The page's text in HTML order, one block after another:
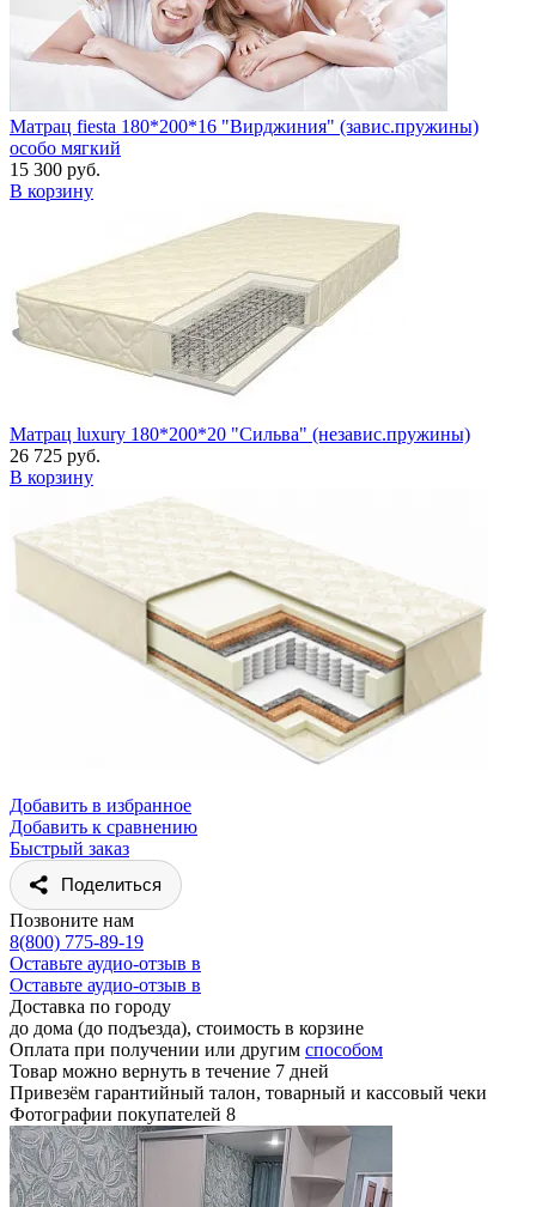
Матрац fiesta 180*200*16 "Вирджиния" (завис.пружины)
особо мягкий
15 300 руб.
В корзину
Матрац luxury 180*200*20 "Сильва" (независ.пружины)
26 725 руб.
В корзину
Добавить в избранное
Добавить к сравнению
Быстрый заказ
Поделиться
Позвоните нам
8(800) 775-89-19
Оставьте аудио-отзыв в
Оставьте аудио-отзыв в
Доставка по городу
до дома (до подъезда), стоимость в корзине
Оплата при получении или другим способом
Товар можно вернуть в течение 7 дней
Привезём гарантийный талон, товарный и кассовый чеки
Фотографии покупателей 8